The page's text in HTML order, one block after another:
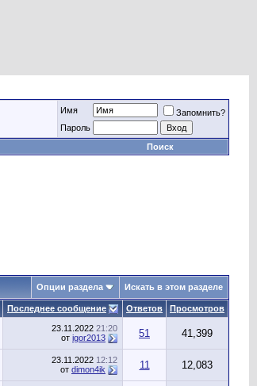
Имя
Запомнить?
Пароль
Поиск
Опции раздела Искать в этом разделе
Последнее сообщение Ответов Просмотров
23.11.2022 21:20
от igor2013 51 41,399
23.11.2022 12:12
от dimon4ik 11 12,083